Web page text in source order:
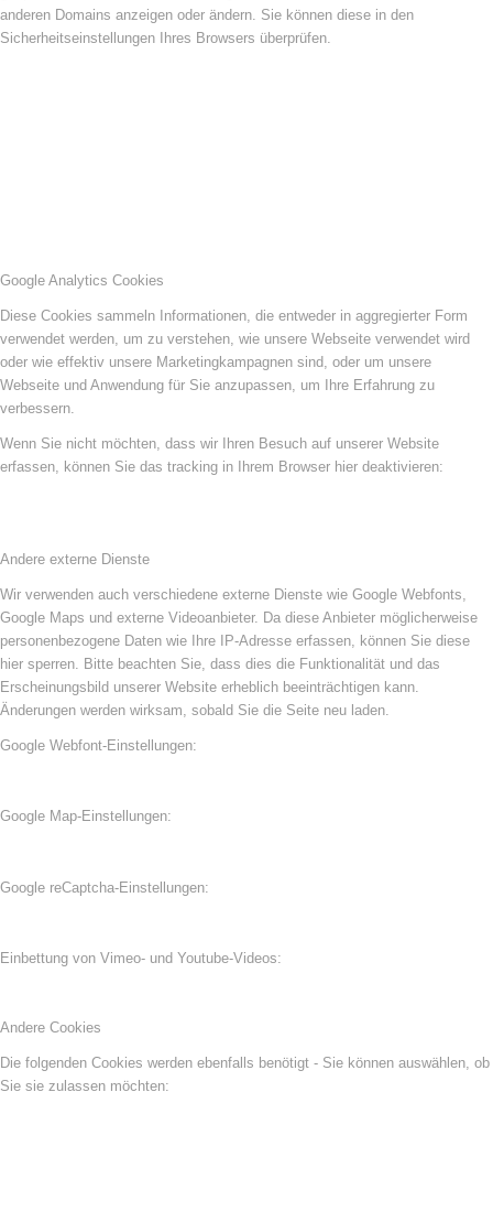
anderen Domains anzeigen oder ändern. Sie können diese in den
Sicherheitseinstellungen Ihres Browsers überprüfen.
Google Analytics Cookies
Diese Cookies sammeln Informationen, die entweder in aggregierter Form
verwendet werden, um zu verstehen, wie unsere Webseite verwendet wird
oder wie effektiv unsere Marketingkampagnen sind, oder um unsere
Webseite und Anwendung für Sie anzupassen, um Ihre Erfahrung zu
verbessern.
Wenn Sie nicht möchten, dass wir Ihren Besuch auf unserer Website
erfassen, können Sie das tracking in Ihrem Browser hier deaktivieren:
Andere externe Dienste
Wir verwenden auch verschiedene externe Dienste wie Google Webfonts,
Google Maps und externe Videoanbieter. Da diese Anbieter möglicherweise
personenbezogene Daten wie Ihre IP-Adresse erfassen, können Sie diese
hier sperren. Bitte beachten Sie, dass dies die Funktionalität und das
Erscheinungsbild unserer Website erheblich beeinträchtigen kann.
Änderungen werden wirksam, sobald Sie die Seite neu laden.
Google Webfont-Einstellungen:
Google Map-Einstellungen:
Google reCaptcha-Einstellungen:
Einbettung von Vimeo- und Youtube-Videos:
Andere Cookies
Die folgenden Cookies werden ebenfalls benötigt - Sie können auswählen, ob
Sie sie zulassen möchten: